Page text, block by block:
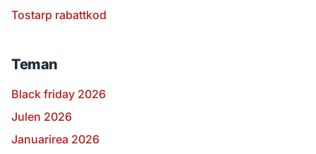
Tostarp rabattkod
Teman
Black friday 2026
Julen 2026
Januarirea 2026